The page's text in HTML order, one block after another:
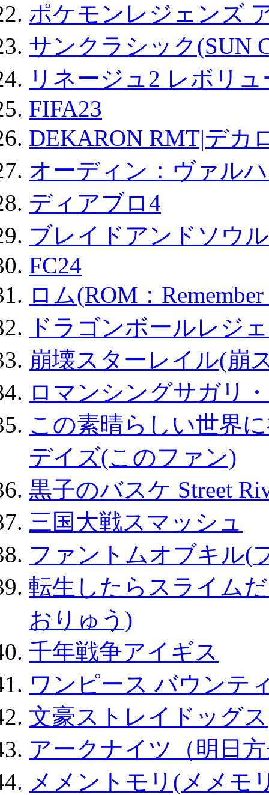
ポケモンレジェンズ
サンクラシック(SUN
リネージュ2 レボリ
FIFA23
DEKARON RMT|デカ
オーディン：ヴァル
ディアブロ4
ブレイドアンドソウ
FC24
ロム(ROM：
ドラゴンボールレジ
崩壊スターレイル(崩
ロマンシングサガリ
この素晴らしい世界
デイズ(このファン)
黒子のバスケ Street
三国大戦スマッシュ
ファントムオブキル(
転生したらスライム
おりゅう)
千年戦争アイギス
ワンピース バウンテ
文豪ストレイドッグス
アークナイツ（明日
メメントモリ(メメモ